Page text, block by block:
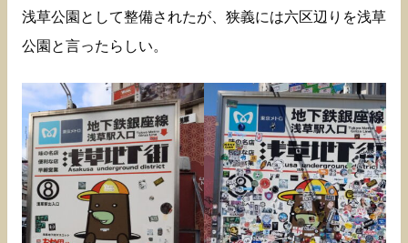
浅草公園として整備されたが、狭義には六区辺りを浅草
公園と言ったらしい。